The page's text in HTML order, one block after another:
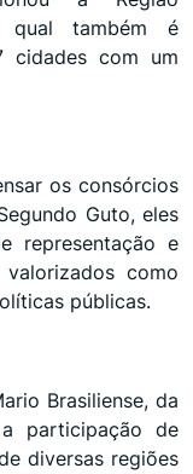
qual também é
cidades com um
os consórcios
Guto, eles
representação e
como
públicas.
Brasiliense, da
participação de
diversas regiões